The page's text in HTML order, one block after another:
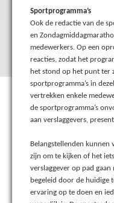
Sportprogramma’s
Ook de redactie van de
en
medewerkers. Op een
reacties, zodat het
het stond op het punt ter
sportprogramma’s in
vertrekken enkele
de sportprogramma’s
aan verslaggevers,
Belangstellenden kunnen
zijn om te kijken of het
verslaggever op pad
begeleid door de huidige
ervaring op te doen en